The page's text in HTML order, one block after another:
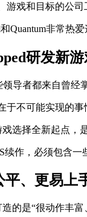
游戏和目标的公司
和Quantum非常
研发新游
导者都来自曾经
于不可能实现的事
选择全新起点，
续作，必须包含
平、更易上
的是“很动作丰富